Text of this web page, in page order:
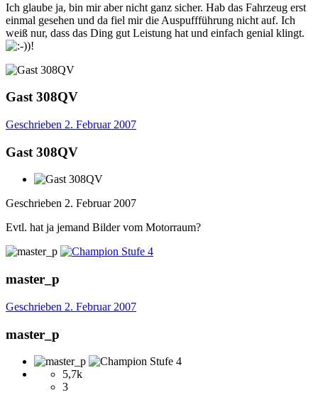
Ich glaube ja, bin mir aber nicht ganz sicher. Hab das Fahrzeug erst
einmal gesehen und da fiel mir die Auspuffführung nicht auf. Ich
weiß nur, dass das Ding gut Leistung hat und einfach genial klingt.
Gast 308QV
Geschrieben 2. Februar 2007
Gast 308QV
Geschrieben 2. Februar 2007
Evtl. hat ja jemand Bilder vom Motorraum?
master_p
Geschrieben 2. Februar 2007
master_p
5,7k
3